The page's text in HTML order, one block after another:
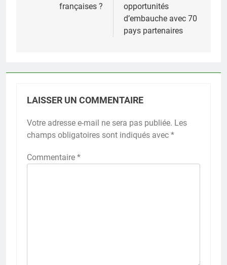
françaises ?
opportunités
d’embauche avec 70
pays partenaires
LAISSER UN COMMENTAIRE
Votre adresse e-mail ne sera pas publiée. Les
champs obligatoires sont indiqués avec *
Commentaire *